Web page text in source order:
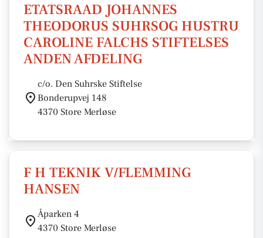
ETATSRAAD JOHANNES
THEODORUS SUHRSOG HUSTRU
CAROLINE FALCHS STIFTELSES
ANDEN AFDELING
c/o. Den Suhrske Stiftelse
Bonderupvej 148
4370 Store Merløse
F H TEKNIK V/FLEMMING
HANSEN
Åparken 4
4370 Store Merløse